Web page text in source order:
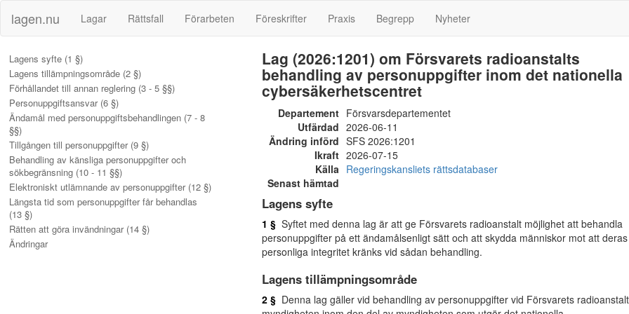
lagen.nu Lagar Rättsfall Förarbeten Föreskrifter Praxis Begrepp Nyheter
Lagens syfte (1 §)
Lagens tillämpningsområde (2 §)
Förhållandet till annan reglering (3 - 5 §§)
Personuppgiftsansvar (6 §)
Ändamål med personuppgiftsbehandlingen (7 - 8
§§)
Tillgången till personuppgifter (9 §)
Behandling av känsliga personuppgifter och
sökbegränsning (10 - 11 §§)
Elektroniskt utlämnande av personuppgifter (12 §)
Längsta tid som personuppgifter får behandlas
(13 §)
Rätten att göra invändningar (14 §)
Ändringar
Lag (2026:1201) om Försvarets radioanstalts
behandling av personuppgifter inom det nationella
cybersäkerhetscentret
Departement Försvarsdepartementet
Utfärdad 2026-06-11
Ändring införd SFS 2026:1201
Ikraft 2026-07-15
Källa Regeringskansliets rättsdatabaser
Senast hämtad
Lagens syfte
1 § Syftet med denna lag är att ge Försvarets radioanstalt möjlighet att behandla
personuppgifter på ett ändamålsenligt sätt och att skydda människor mot att deras
personliga integritet kränks vid sådan behandling.
Lagens tillämpningsområde
2 § Denna lag gäller vid behandling av personuppgifter vid Försvarets